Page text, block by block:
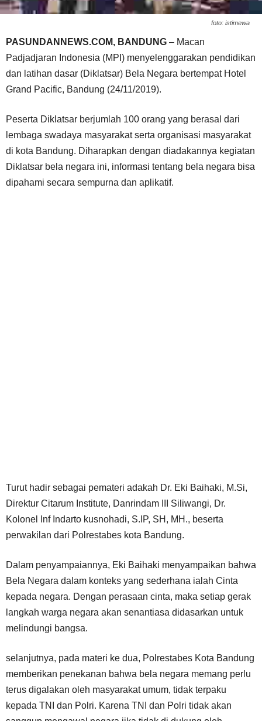
foto: istimewa
PASUNDANNEWS.COM, BANDUNG – Macan
Padjadjaran Indonesia (MPI) menyelenggarakan pendidikan
dan latihan dasar (Diklatsar) Bela Negara bertempat Hotel
Grand Pacific, Bandung (24/11/2019).
Peserta Diklatsar berjumlah 100 orang yang berasal dari
lembaga swadaya masyarakat serta organisasi masyarakat
di kota Bandung. Diharapkan dengan diadakannya kegiatan
Diklatsar bela negara ini, informasi tentang bela negara bisa
dipahami secara sempurna dan aplikatif.
Turut hadir sebagai pemateri adakah Dr. Eki Baihaki, M.Si,
Direktur Citarum Institute, Danrindam III Siliwangi, Dr.
Kolonel Inf Indarto kusnohadi, S.IP, SH, MH., beserta
perwakilan dari Polrestabes kota Bandung.
Dalam penyampaiannya, Eki Baihaki menyampaikan bahwa
Bela Negara dalam konteks yang sederhana ialah Cinta
kepada negara. Dengan perasaan cinta, maka setiap gerak
langkah warga negara akan senantiasa didasarkan untuk
melindungi bangsa.
selanjutnya, pada materi ke dua, Polrestabes Kota Bandung
memberikan penekanan bahwa bela negara memang perlu
terus digalakan oleh masyarakat umum, tidak terpaku
kepada TNI dan Polri. Karena TNI dan Polri tidak akan